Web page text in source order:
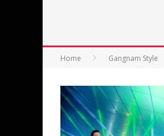
Home Gangnam Style